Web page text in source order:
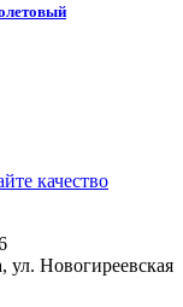
ул. Новогиреевская